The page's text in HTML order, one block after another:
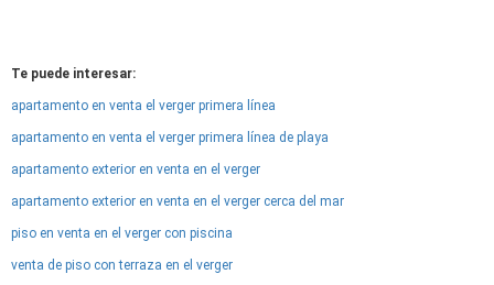
Te puede interesar:
apartamento en venta el verger primera línea
apartamento en venta el verger primera línea de playa
apartamento exterior en venta en el verger
apartamento exterior en venta en el verger cerca del mar
piso en venta en el verger con piscina
venta de piso con terraza en el verger